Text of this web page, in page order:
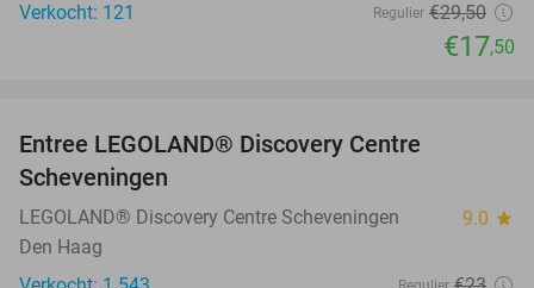
Verkocht: 121
Regulier €29,50
€17,50
Entree LEGOLAND® Discovery Centre
Scheveningen
LEGOLAND® Discovery Centre Scheveningen 9.0 star
Den Haag